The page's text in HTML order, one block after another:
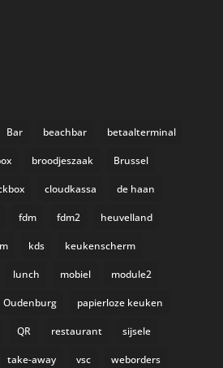
Bar beachbar betaalterminal
broodjeszaak Brussel
cloudkassa de haan
fdm fdm2 heuvelland
kds keukenscherm
lunch mobiel module2
Oudenburg papierloze keuken
QR restaurant sijsele
take-away vsc weborders